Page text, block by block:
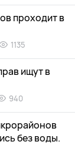
проходит в
1135
ищут в
940
без воды.